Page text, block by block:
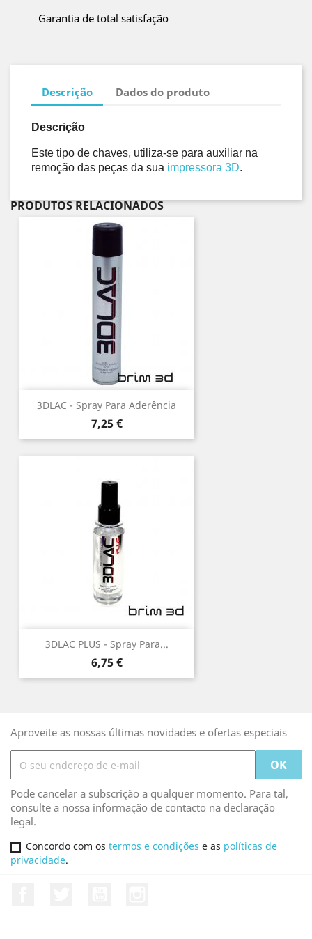
Garantia de total satisfação
Descrição Dados do produto
Descrição
Este tipo de chaves, utiliza-se para auxiliar na
remoção das peças da sua impressora 3D.
PRODUTOS RELACIONADOS
3DLAC - Spray Para Aderência
Preço
7,25 €
3DLAC PLUS - Spray Para...
Preço
6,75 €
Aproveite as nossas últimas novidades e ofertas especiais
Pode cancelar a subscrição a qualquer momento. Para tal,
consulte a nossa informação de contacto na declaração
legal.
Concordo com os termos e condições e as políticas de
privacidade.